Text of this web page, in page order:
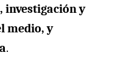
y
medio, y
.